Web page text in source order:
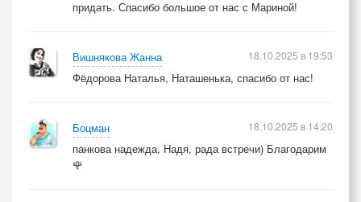
придать. Спасибо большое от нас с Мариной!
Вишнякова Жанна
Фёдорова Наталья, Наташенька, спасибо от нас!
18.10.2025 в 19:53
Боцман
панкова надежда, Надя, рада встречи) Благодарим
🌹
18.10.2025 в 14:20